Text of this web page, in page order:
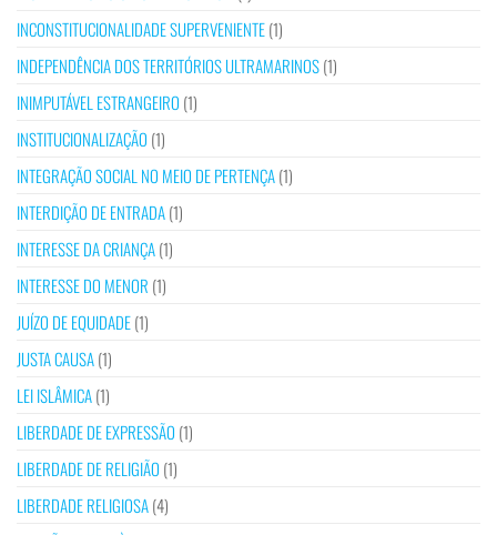
INCONSTITUCIONALIDADE SUPERVENIENTE(1)
INDEPENDÊNCIA DOS TERRITÓRIOS ULTRAMARINOS(1)
INIMPUTÁVEL ESTRANGEIRO (1)
INSTITUCIONALIZAÇÃO (1)
INTEGRAÇÃO SOCIAL NO MEIO DE PERTENÇA(1)
INTERDIÇÃO DE ENTRADA(1)
INTERESSE DA CRIANÇA(1)
INTERESSE DO MENOR (1)
JUÍZO DE EQUIDADE(1)
JUSTA CAUSA(1)
LEI ISLÂMICA(1)
LIBERDADE DE EXPRESSÃO (1)
LIBERDADE DE RELIGIÃO (1)
LIBERDADE RELIGIOSA(4)